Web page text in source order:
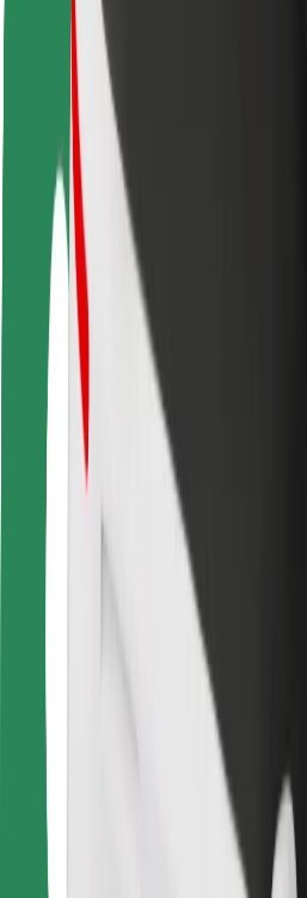
Безпека пасажирів
Безпека водіїв
Безпека електросамокатів
Лабораторія безпеки
Міста
Розташування
Міські рішення
Аеропорти
Зарядні станції Bolt
Підтримка
Для пасажирів
Для водіїв
Для кур'єрів
Доставка Bolt Food
Для власників автопарків
Для ресторанів
Bolt for Business
Постачальникам
Правила та Умови